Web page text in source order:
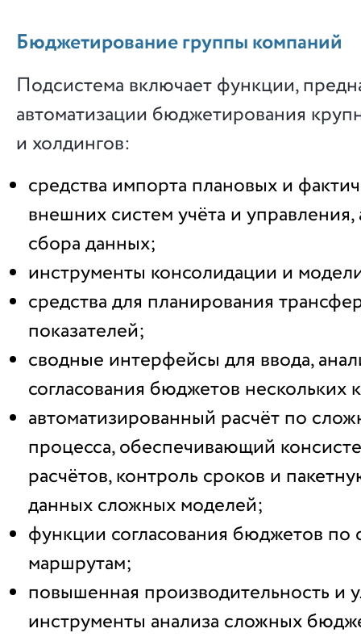
Бюджетирование группы компаний
Подсистема включает функции,
автоматизации бюджетирования
и холдингов:
средства импорта плановых и
внешних систем учёта и управления,
сбора данных;
инструменты консолидации и
средства для планирования
показателей;
сводные интерфейсы для ввода,
согласования бюджетов нескольких
автоматизированный расчёт по
процесса, обеспечивающий
расчётов, контроль сроков и
данных сложных моделей;
функции согласования бюджетов
маршрутам;
повышенная производительность и
инструменты анализа сложных